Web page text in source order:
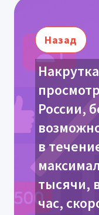
Назад
России,
в
тысячи,
час,